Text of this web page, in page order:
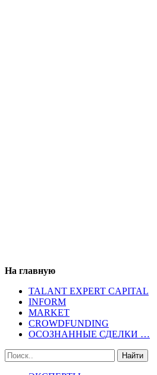
На главную
TALANT EXPERT CAPITAL
INFORM
MARKET
CROWDFUNDING
ОСОЗНАННЫЕ СДЕЛКИ …